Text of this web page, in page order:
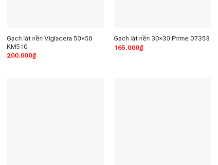
Gạch lát nền Viglacera 50×50
KM510
200.000₫
Gạch lát nền 30×30 Prime 07353
165.000₫